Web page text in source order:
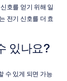
호를 얻기 위해 일
전기 신호를 더 효
있나요?
수 있게 되면 가능